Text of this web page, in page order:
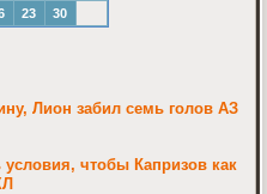
23 30
Лион забил семь голов АЗ
чтобы Капризов как